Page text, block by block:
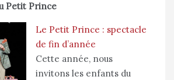
Petit Prince
Le Petit Prince : spectacle
de fin d’année
Cette année, nous
invitons les enfants du